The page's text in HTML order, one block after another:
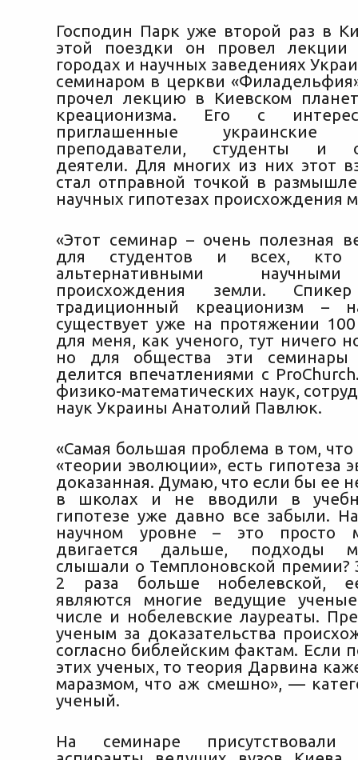
Господин Парк уже второй раз в
этой поездки он провел лекции
городах и научных заведениях
семинаром в церкви
прочел лекцию в Киевском
креационизма. Его с
приглашенные
преподаватели, студенты и
деятели. Для многих из них этот
стал отправной точкой в
научных гипотезах происхождения
«Этот семинар – очень полезная
для студентов и всех, кто
альтернативными
происхождения земли.
традиционный креационизм –
существует уже на протяжении
для меня, как ученого, тут ничего
но для общества эти
делится впечатлениями с
физико-математических наук,
наук Украины Анатолий Павлюк.
«Самая большая проблема в том, что
«теории эволюции», есть
доказанная. Думаю, что если бы ее
в школах и не вводили в
гипотезе уже давно все забыли.
научном уровне – это просто
двигается дальше, подходы
слышали о Темплоновской премии?
2 раза больше нобелевской,
являются многие ведущие
числе и нобелевские лауреаты.
ученым за доказательства
согласно библейским фактам. Если
этих ученых, то теория Дарвина
маразмом, что аж смешно», —
ученый.
На семинаре